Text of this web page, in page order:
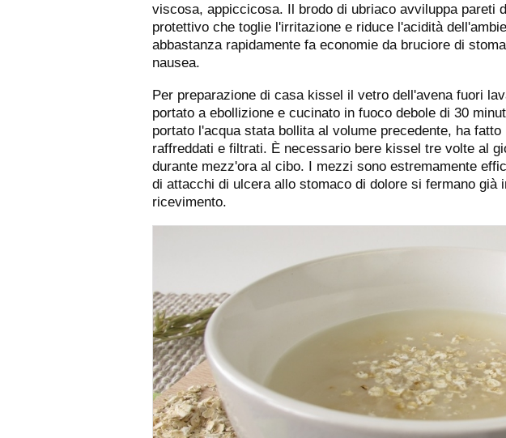
viscosa, appiccicosa. Il brodo di ubriaco avviluppa pareti
protettivo che toglie l'irritazione e riduce l'acidità
abbastanza rapidamente fa economie da bruciore di
nausea.
Per preparazione di casa kissel il vetro dell'avena fuori
portato a ebollizione e cucinato in fuoco debole di 30
portato l'acqua stata bollita al volume precedente, ha
raffreddati e filtrati. È necessario bere kissel tre volte al
durante mezz'ora al cibo. I mezzi sono estremamente
di attacchi di ulcera allo stomaco di dolore si fermano già
ricevimento.